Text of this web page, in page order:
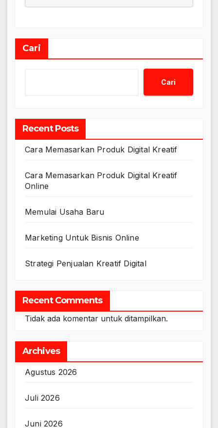
Cari
Cari
Recent Posts
Cara Memasarkan Produk Digital Kreatif
Cara Memasarkan Produk Digital Kreatif
Online
Memulai Usaha Baru
Marketing Untuk Bisnis Online
Strategi Penjualan Kreatif Digital
Recent Comments
Tidak ada komentar untuk ditampilkan.
Archives
Agustus 2026
Juli 2026
Juni 2026